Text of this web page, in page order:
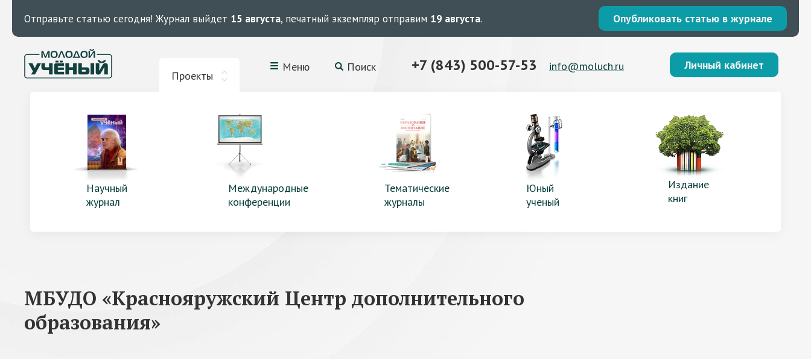
Отправьте статью сегодня! Журнал выйдет 15 августа, печатный экземпляр отправим 19 августа. Опубликовать статью в журнале
Проекты
Меню Поиск +7 (843) 500-57-53 info@moluch.ru Личный кабинет
Научный
журнал
Международные
конференции
Тематические
журналы
Юный
ученый
Издание
книг
МБУДО «Краснояружский Центр дополнительного
образования»